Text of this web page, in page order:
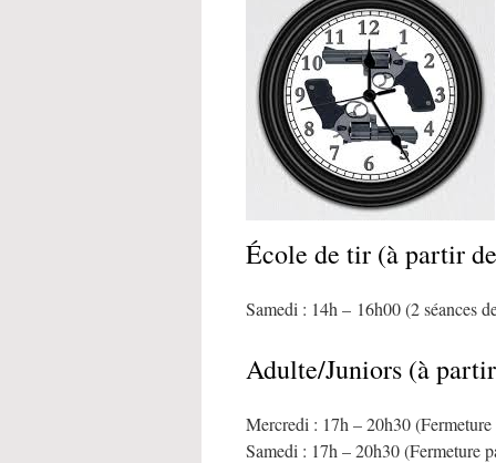
École de tir (à partir
Samedi : 14h – 16h00 (2 séances
Adulte/Juniors (à
Mercredi : 17h – 20h30
Samedi : 17h – 20h30 (Fermeture